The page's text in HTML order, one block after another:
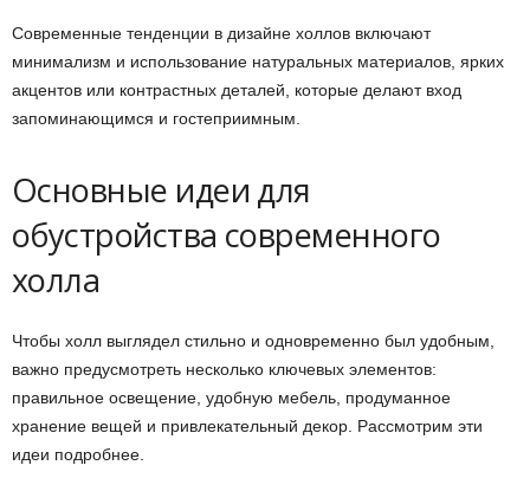
Современные тенденции в дизайне холлов включают
минимализм и использование натуральных материалов, ярких
акцентов или контрастных деталей, которые делают вход
запоминающимся и гостеприимным.
Основные идеи для
обустройства современного
холла
Чтобы холл выглядел стильно и одновременно был удобным,
важно предусмотреть несколько ключевых элементов:
правильное освещение, удобную мебель, продуманное
хранение вещей и привлекательный декор. Рассмотрим эти
идеи подробнее.